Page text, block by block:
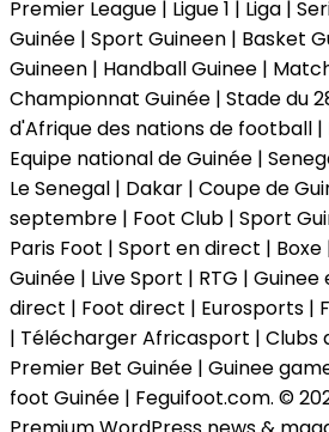
Premier League | Ligue 1 | Liga |
Guinée | Sport Guineen | Basket
Guineen | Handball Guinee |
Championnat Guinée | Stade du
d'Afrique des nations de football |
Equipe national de Guinée |
Le Senegal | Dakar | Coupe de
septembre | Foot Club | Sport
Paris Foot | Sport en direct | Boxe
Guinée | Live Sport | RTG |
direct | Foot direct | Eurosports |
| Télécharger Africasport | Clubs
Premier Bet Guinée | Guinee
foot Guinée | Feguifoot.com. ©